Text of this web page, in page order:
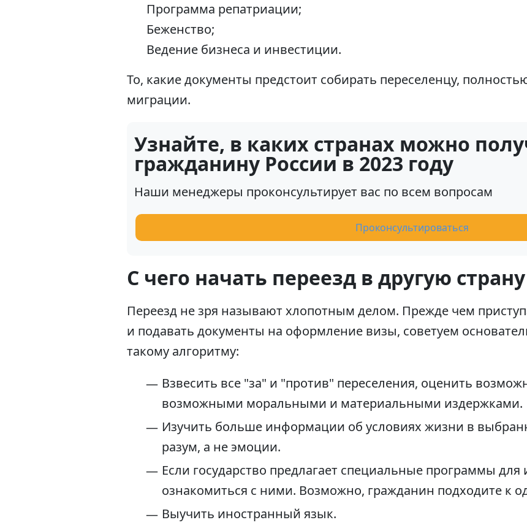
Программа репатриации;
Беженство;
Ведение бизнеса и инвестиции.
То, какие документы предстоит собирать переселенцу,
миграции.
Узнайте, в каких странах можно
гражданину России в 2023 году
Наши менеджеры проконсультирует вас по всем вопросам
Проконсультироваться
С чего начать переезд в другую страну
Переезд не зря называют хлопотным делом. Прежде чем
и подавать документы на оформление визы, советуем
такому алгоритму:
Взвесить все "за" и "против" переселения, оценить
возможными моральными и материальными издержками.
Изучить больше информации об условиях жизни в
разум, а не эмоции.
Если государство предлагает специальные программы
ознакомиться с ними. Возможно, гражданин подходите к
Выучить иностранный язык.